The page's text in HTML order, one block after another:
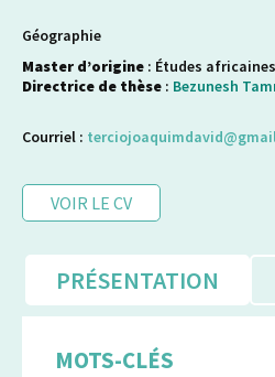
Géographie
Master d’origine : Études africaines
Directrice de thèse : Bezunesh
Courriel :
VOIR LE CV
PRÉSENTATION
MOTS-CLÉS